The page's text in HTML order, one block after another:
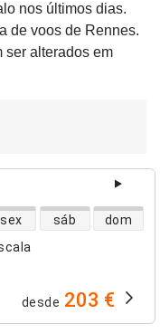
nos últimos dias.
de voos de Rennes.
ser alterados em
sex sáb dom
desde 203 €